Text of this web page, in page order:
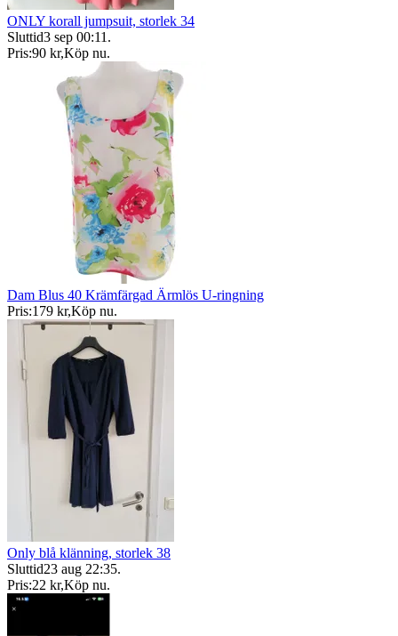
ONLY korall jumpsuit, storlek 34
Sluttid3 sep 00:11 .
Pris:90 kr,Köp nu.
Dam Blus 40 Krämfärgad Ärmlös U-ringning
Pris:179 kr,Köp nu.
Only blå klänning, storlek 38
Sluttid23 aug 22:35.
Pris:22 kr,Köp nu.